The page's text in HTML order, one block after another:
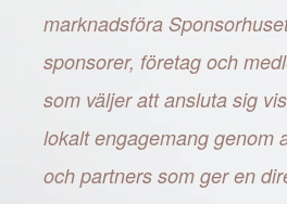
marknadsföra
sponsorer, företag och
som väljer att ansluta sig
lokalt engagemang genom
och partners som ger en